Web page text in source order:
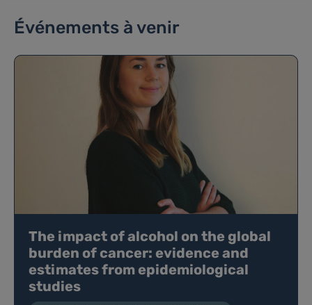
Événements à venir
The impact of alcohol on the global
burden of cancer: evidence and
estimates from epidemiological
studies